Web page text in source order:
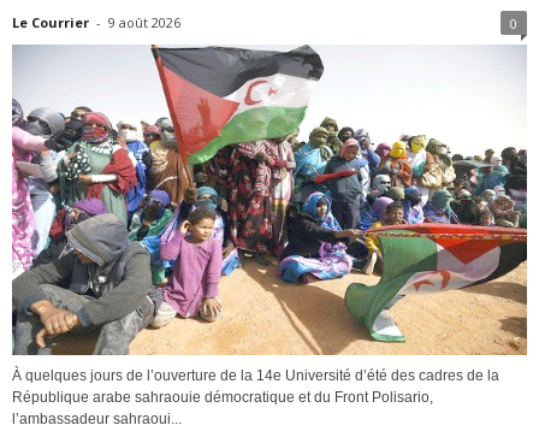
Le Courrier - 9 août 2026 0
À quelques jours de l’ouverture de la 14e Université d’été des cadres de la
République arabe sahraouie démocratique et du Front Polisario,
l’ambassadeur sahraoui...